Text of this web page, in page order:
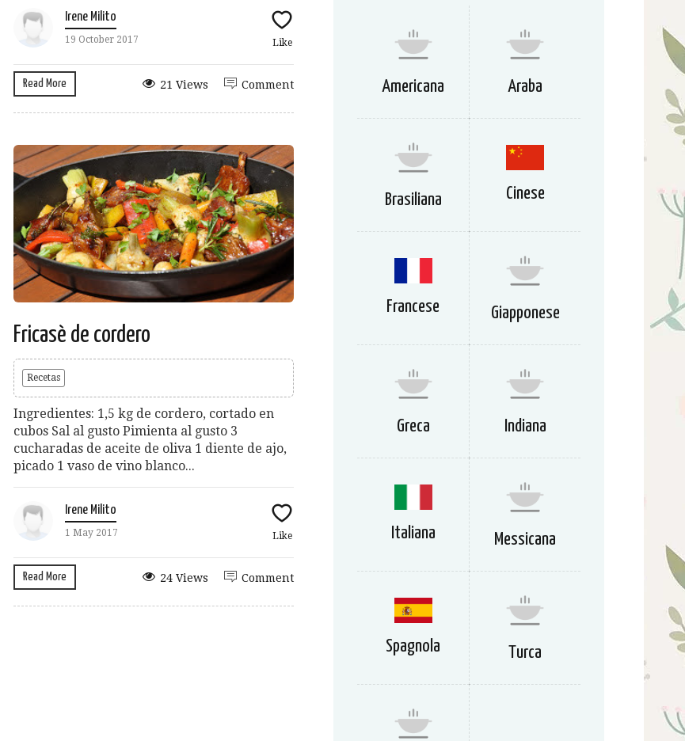
Irene Milito
19 October 2017 Like
Read More Comment
21 Views
Fricasè de cordero
Recetas
Ingredientes: 1,5 kg de cordero, cortado en
cubos Sal al gusto Pimienta al gusto 3
cucharadas de aceite de oliva 1 diente de ajo,
picado 1 vaso de vino blanco...
Irene Milito
1 May 2017 Like
Read More Comment
24 Views
Americana Araba
Brasiliana Cinese
Francese Giapponese
Greca Indiana
Italiana Messicana
Spagnola Turca